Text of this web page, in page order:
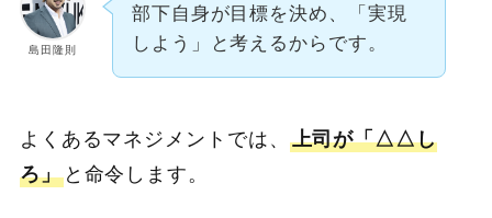
島田隆則
部下自身が目標を決め、「実現
しよう」と考えるからです。
よくあるマネジメントでは、 上司が「△△し
ろ」と命令します。